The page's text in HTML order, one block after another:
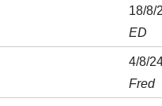
18/8/
ED
4/8/
Fred